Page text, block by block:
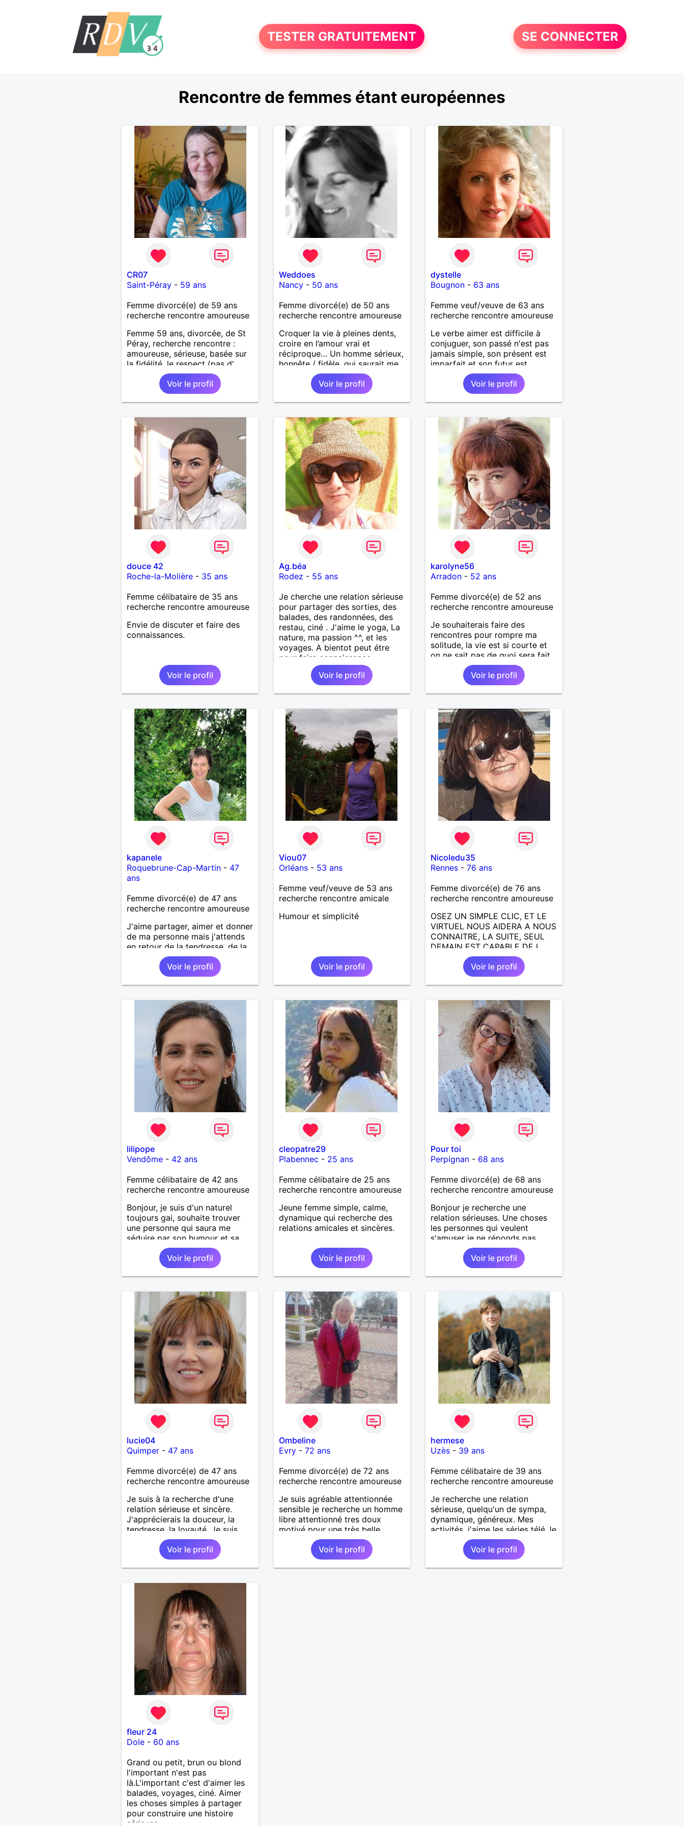
TESTER GRATUITEMENT SE CONNECTER
Rencontre de femmes étant européennes
CR07
Saint-Péray- 59 ans
Femme divorcé(e) de 59 ans
recherche rencontre amoureuse
Femme 59 ans, divorcée, de St
Péray, recherche rencontre :
amoureuse, sérieuse, basée sur
la fidélité, le respect (pas d'
aventure d'un soir). Rien ne vaut
une rencontre après quelques
échanges par messages pour
savoir si il y a un feeling entre
Au plaisir de se découvrir...
Voir le profil
Weddoes
Nancy- 50 ans
Femme divorcé(e) de 50 ans
recherche rencontre amoureuse
Croquer la vie à pleines dents,
croire en l’amour vrai et
réciproque… Un homme sérieux,
honnête / fidèle, qui saurait me
faire rire à nouveau, est le bien
Voir le profil
dystelle
Bougnon - 63 ans
Femme veuf/veuve de 63 ans
recherche rencontre amoureuse
Le verbe aimer est difficile à
conjuguer, son passé n'est pas
jamais simple, son présent est
imparfait et son futur est
conditionnel.
Voir le profil
douce 42
Roche-la-Molière- 35 ans
Femme célibataire de 35 ans
recherche rencontre amoureuse
Envie de discuter et faire des
connaissances.
Voir le profil
Ag.béa
Rodez - 55 ans
Je cherche une relation sérieuse
pour partager des sorties, des
balades, des randonnées, des
restau, ciné . J'aime le yoga, La
nature, ma passion ^^, et les
voyages. A bientot peut étre
pour faire connaissance
Voir le profil
karolyne56
Arradon - 52 ans
Femme divorcé(e) de 52 ans
recherche rencontre amoureuse
Je souhaiterais faire des
rencontres pour rompre ma
solitude, la vie est si courte et
on ne sait pas de quoi sera fait
Voir le profil
kapanele
Roquebrune-Cap-Martin- 47
ans
Femme divorcé(e) de 47 ans
recherche rencontre amoureuse
J'aime partager, aimer et donner
de ma personne mais j'attends
en retour de la tendresse, de la
douceur et de l'amour. Suis je
trop exigeante?Voir le profil
Viou07
Orléans- 53 ans
Femme veuf/veuve de 53 ans
recherche rencontre amicale
Humour et simplicité
Voir le profil
Nicoledu35
Rennes -76 ans
Femme divorcé(e) de 76 ans
recherche rencontre amoureuse
OSEZ UN SIMPLE CLIC, ET LE
VIRTUEL NOUS AIDERA A NOUS
CONNAITRE, LA SUITE, SEUL
DEMAIN EST CAPABLE DE L
ECRIRE; J AIMERAIS
RENCONTRER, LA COMPLICITE,
LE PARTAGE DES BELLES
CHOSES DE LA VIE : BALADES,
AILLEURS. ETRE A L ECOUTE
DE L AUTRE, ET LA VIE SERA
PLUS BELLE
ENCORE.....................
Voir le profil
lilipope
Vendôme- 42 ans
Femme célibataire de 42 ans
recherche rencontre amoureuse
Bonjour, je suis d'un naturel
toujours gai, souhaite trouver
une personne qui saura me
séduire par son humour et sa
Voir le profil
cleopatre29
Plabennec - 25 ans
Femme célibataire de 25 ans
recherche rencontre amoureuse
Jeune femme simple, calme,
dynamique qui recherche des
relations amicales et sincères.
Voir le profil
Pour toi
Perpignan - 68 ans
Femme divorcé(e) de 68 ans
recherche rencontre amoureuse
Bonjour je recherche une
relation sérieuses. Une choses
les personnes qui veulent
s'amuser je ne réponds pas....
Voir le profil
lucie04
Quimper- 47 ans
Femme divorcé(e) de 47 ans
recherche rencontre amoureuse
Je suis à la recherche d'une
relation sérieuse et sincère.
J'apprécierais la douceur, la
tendresse, la loyauté. Je suis
dynamique.
Voir le profil
Ombeline
Evry- 72 ans
Femme divorcé(e) de 72 ans
recherche rencontre amoureuse
Je suis agréable attentionnée
sensible je recherche un homme
libre attentionné tres doux
motivé pour une très belle
longue histoire sérieuse et
Voir le profil
hermese
Uzès - 39 ans
Femme célibataire de 39 ans
recherche rencontre amoureuse
Je recherche une relation
sérieuse, quelqu'un de sympa,
dynamique, généreux. Mes
activités, j'aime les séries télé, le
cinéma, lire, voyager, se
promener, visiter les musées et
Voir le profil
fleur 24
Dole- 60 ans
Grand ou petit, brun ou blond
l'important n'est pas
là.L'important c'est d'aimer les
balades, voyages, ciné. Aimer
les choses simples à partager
pour construire une histoire
sérieuse.